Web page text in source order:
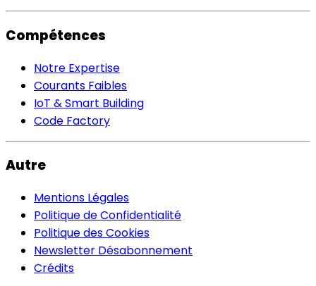
Compétences
Notre Expertise
Courants Faibles
IoT & Smart Building
Code Factory
Autre
Mentions Légales
Politique de Confidentialité
Politique des Cookies
Newsletter Désabonnement
Crédits